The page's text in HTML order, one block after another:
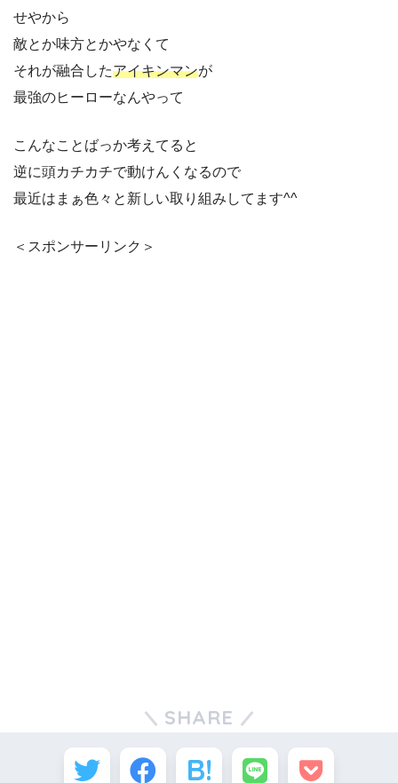
せやから
敵とか味方とかやなくて
それが融合したアイキンマンが
最強のヒーローなんやって
こんなことばっか考えてると
逆に頭カチカチで動けんくなるので
最近はまぁ色々と新しい取り組みしてます^^
＜スポンサーリンク＞
SHARE